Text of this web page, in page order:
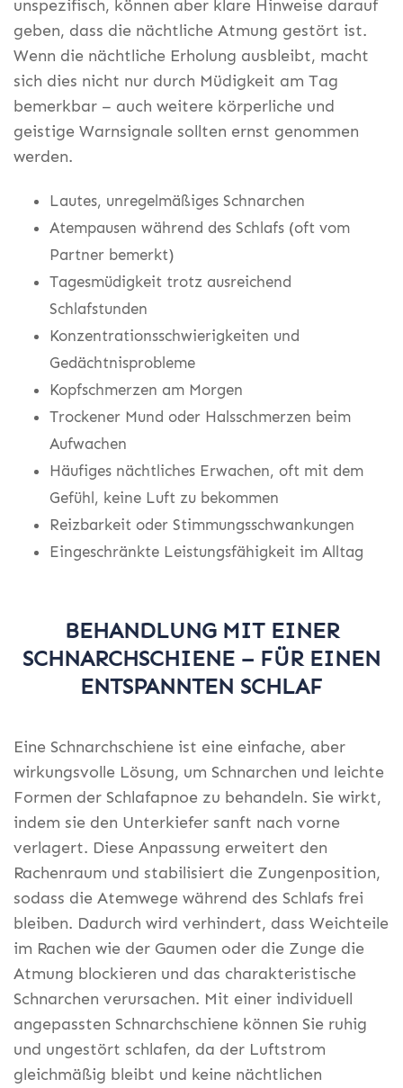
unspezifisch, können aber klare Hinweise darauf
geben, dass die nächtliche Atmung gestört ist.
Wenn die nächtliche Erholung ausbleibt, macht
sich dies nicht nur durch Müdigkeit am Tag
bemerkbar – auch weitere körperliche und
geistige Warnsignale sollten ernst genommen
werden.
Lautes, unregelmäßiges Schnarchen
Atempausen während des Schlafs (oft vom
Partner bemerkt)
Tagesmüdigkeit trotz ausreichend
Schlafstunden
Konzentrationsschwierigkeiten und
Gedächtnisprobleme
Kopfschmerzen am Morgen
Trockener Mund oder Halsschmerzen beim
Aufwachen
Häufiges nächtliches Erwachen, oft mit dem
Gefühl, keine Luft zu bekommen
Reizbarkeit oder Stimmungsschwankungen
Eingeschränkte Leistungsfähigkeit im Alltag
BEHANDLUNG MIT EINER
SCHNARCHSCHIENE – FÜR EINEN
ENTSPANNTEN SCHLAF
Eine Schnarchschiene ist eine einfache, aber
wirkungsvolle Lösung, um Schnarchen und leichte
Formen der Schlafapnoe zu behandeln. Sie wirkt,
indem sie den Unterkiefer sanft nach vorne
verlagert. Diese Anpassung erweitert den
Rachenraum und stabilisiert die Zungenposition,
sodass die Atemwege während des Schlafs frei
bleiben. Dadurch wird verhindert, dass Weichteile
im Rachen wie der Gaumen oder die Zunge die
Atmung blockieren und das charakteristische
Schnarchen verursachen. Mit einer individuell
angepassten Schnarchschiene können Sie ruhig
und ungestört schlafen, da der Luftstrom
gleichmäßig bleibt und keine nächtlichen